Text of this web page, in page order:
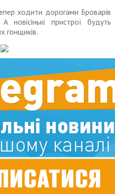
ходити дорогами Броварів
пристрої будуть
гонщиків.